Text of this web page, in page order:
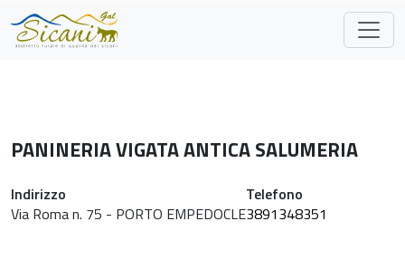
PANINERIA VIGATA ANTICA SALUMERIA
Indirizzo
Via Roma n. 75 - PORTO EMPEDOCLE
Telefono
3891348351